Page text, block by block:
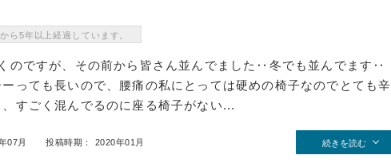
ら5年以上経過しています。
のですが、その前から皆さん並んでました‥冬でも並んでます‥
っても長いので、腰痛の私にとっては硬めの椅子なのでとても辛
すごく混んでるのに座る椅子がない...
07月 投稿時期： 2020年01月 続きを読む